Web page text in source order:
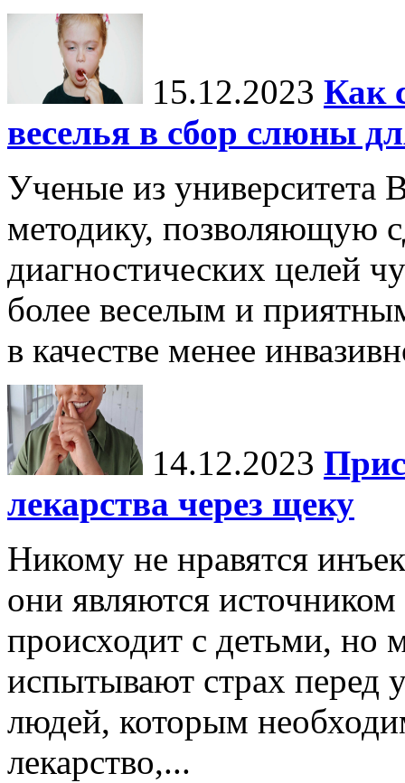
15.12.2023 Как
веселья в сбор слюны
Ученые из университета
методику, позволяющую
диагностических целей
более веселым и
в качестве менее
14.12.2023
лекарства через щеку
Никому не нравятся
они являются
происходит с детьми, но
испытывают страх перед
людей, которым
лекарство,...